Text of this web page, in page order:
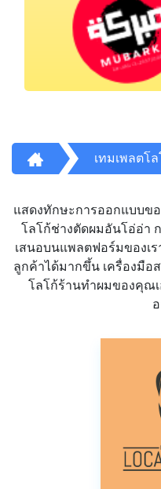
เทมเพลตโ
แสดงทักษะการออกแบบข
โลโก้ช่างตัดผมอันโอ่อ่า
เสนอบนแพลตฟอร์มของเ
ลูกค้าได้มากขึ้น เครื่องมือ
โลโก้ร้านทำผมของคุณ